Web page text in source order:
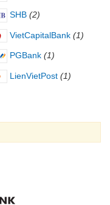
SHB (2)
VietCapitalBank (1)
PGBank (1)
LienVietPost (1)